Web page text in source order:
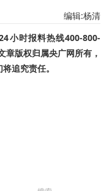
编辑:杨清
小时报料热线400-800-
章版权归属央广网所有，
追究责任。